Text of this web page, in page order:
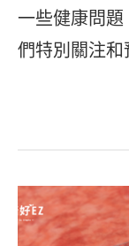
一些健康問
們特別關注